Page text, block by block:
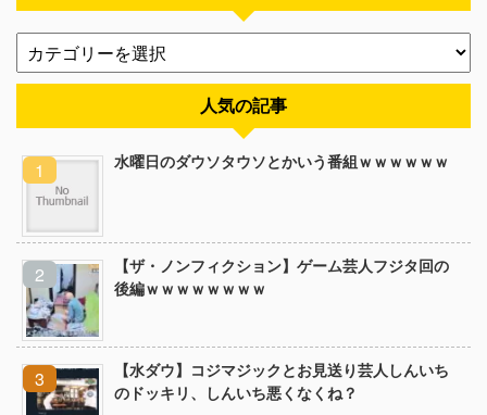
人気の記事
水曜日のダウソタウソとかいう番組ｗｗｗｗｗｗ
【ザ・ノンフィクション】ゲーム芸人フジタ回の
後編ｗｗｗｗｗｗｗｗ
【水ダウ】コジマジックとお見送り芸人しんいち
のドッキリ、しんいち悪くなくね？